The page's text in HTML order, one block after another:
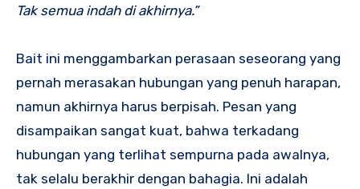
Tak semua indah di akhirnya.”
Bait ini menggambarkan perasaan seseorang yang
pernah merasakan hubungan yang penuh harapan,
namun akhirnya harus berpisah. Pesan yang
disampaikan sangat kuat, bahwa terkadang
hubungan yang terlihat sempurna pada awalnya,
tak selalu berakhir dengan bahagia. Ini adalah